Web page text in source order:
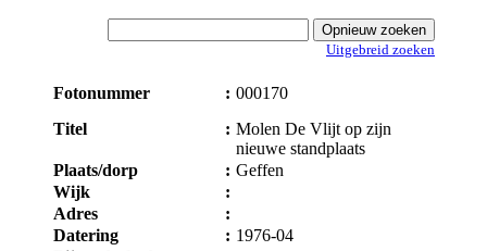
Uitgebreid zoeken
Fotonummer : 000170
Titel
: Molen De Vlijt op zijn
nieuwe standplaats
Plaats/dorp
: Geffen
Wijk
:
Adres
:
Datering
: 1976-04